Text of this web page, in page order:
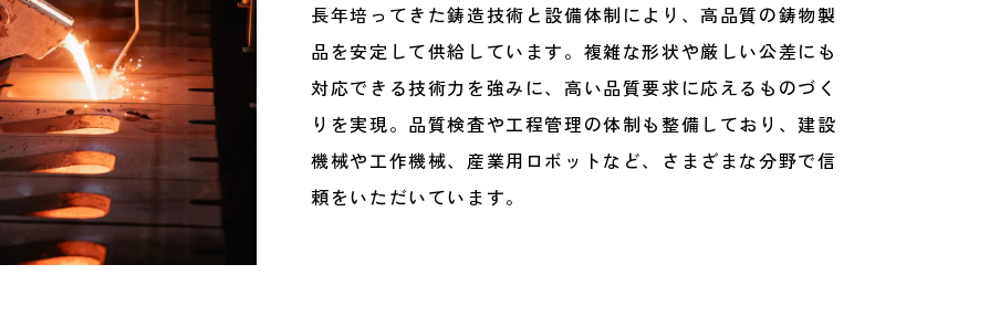
長年培ってきた鋳造技術と設備体制により、高品質の鋳物製
品を安定して供給しています。複雑な形状や厳しい公差にも
対応できる技術力を強みに、高い品質要求に応えるものづく
りを実現。品質検査や工程管理の体制も整備しており、建設
機械や工作機械、産業用ロボットなど、さまざまな分野で信
頼をいただいています。